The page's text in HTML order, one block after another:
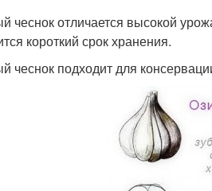
чеснок отличается высокой
короткий срок хранения.
чеснок подходит для